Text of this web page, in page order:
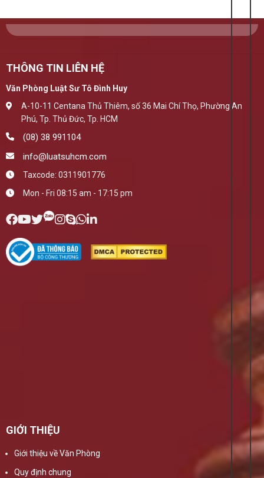
THÔNG TIN LIÊN HỆ
Văn Phòng Luật Sư Tô Đình Huy
A-10-11 Centana Thủ Thiêm, số 36 Mai Chí Thọ, Phường An
Phú, Tp. Thủ Đức, Tp. HCM
(08) 38 991104
info@luatsuhcm.com
Taxcode: 0311901776
Mon - Fri 08:15 am - 17:15 pm
GIỚI THIỆU
Giới thiệu về Văn Phòng
Quy định chung